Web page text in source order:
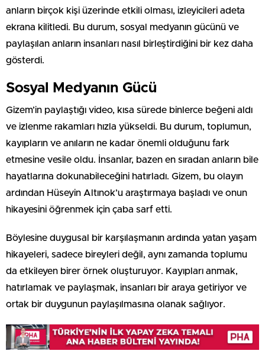
anların birçok kişi üzerinde etkili olması, izleyicileri adeta
ekrana kilitledi. Bu durum, sosyal medyanın gücünü ve
paylaşılan anların insanları nasıl birleştirdiğini bir kez daha
gösterdi.
Sosyal Medyanın Gücü
Gizem’in paylaştığı video, kısa sürede binlerce beğeni aldı
ve izlenme rakamları hızla yükseldi. Bu durum, toplumun,
kayıpların ve anıların ne kadar önemli olduğunu fark
etmesine vesile oldu. İnsanlar, bazen en sıradan anların bile
hayatlarına dokunabileceğini hatırladı. Gizem, bu olayın
ardından Hüseyin Altınok’u araştırmaya başladı ve onun
hikayesini öğrenmek için çaba sarf etti.
Böylesine duygusal bir karşılaşmanın ardında yatan yaşam
hikayeleri, sadece bireyleri değil, aynı zamanda toplumu
da etkileyen birer örnek oluşturuyor. Kayıpları anmak,
hatırlamak ve paylaşmak, insanları bir araya getiriyor ve
ortak bir duygunun paylaşılmasına olanak sağlıyor.